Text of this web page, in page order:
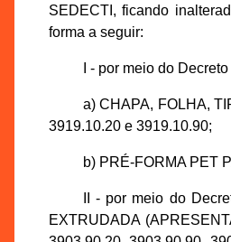
SEDECTI, ficando
forma a seguir:
I - por meio do
a) CHAPA, FOLHA,
3919.10.20 e 3919.10.90;
b) PRÉ-FORMA PET
II - por meio do
EXTRUDADA